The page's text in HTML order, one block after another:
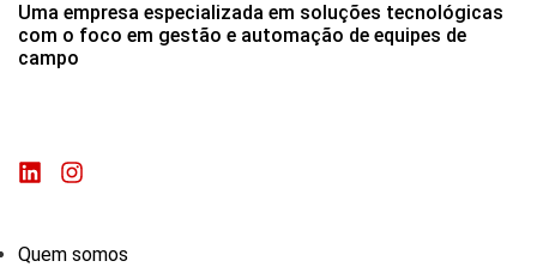
Uma empresa especializada em soluções tecnológicas
com o foco em gestão e automação de equipes de
campo
Quem somos